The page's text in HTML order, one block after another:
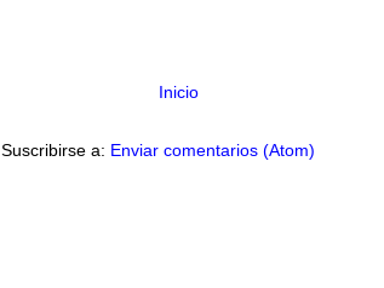
Inicio
Suscribirse a: Enviar comentarios (Atom)